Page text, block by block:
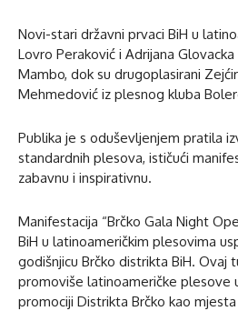
Novi-stari državni prvaci BiH u
Lovro Peraković i Adrijana
Mambo, dok su drugoplasirani
Mehmedović iz plesnog kluba
Publika je s oduševljenjem pratila
standardnih plesova, ističući
zabavnu i inspirativnu.
Manifestacija “Brčko Gala Night
BiH u latinoameričkim plesovima
godišnjicu Brčko distrikta BiH. Ovaj
promoviše latinoameričke plesove
promociji Distrikta Brčko kao